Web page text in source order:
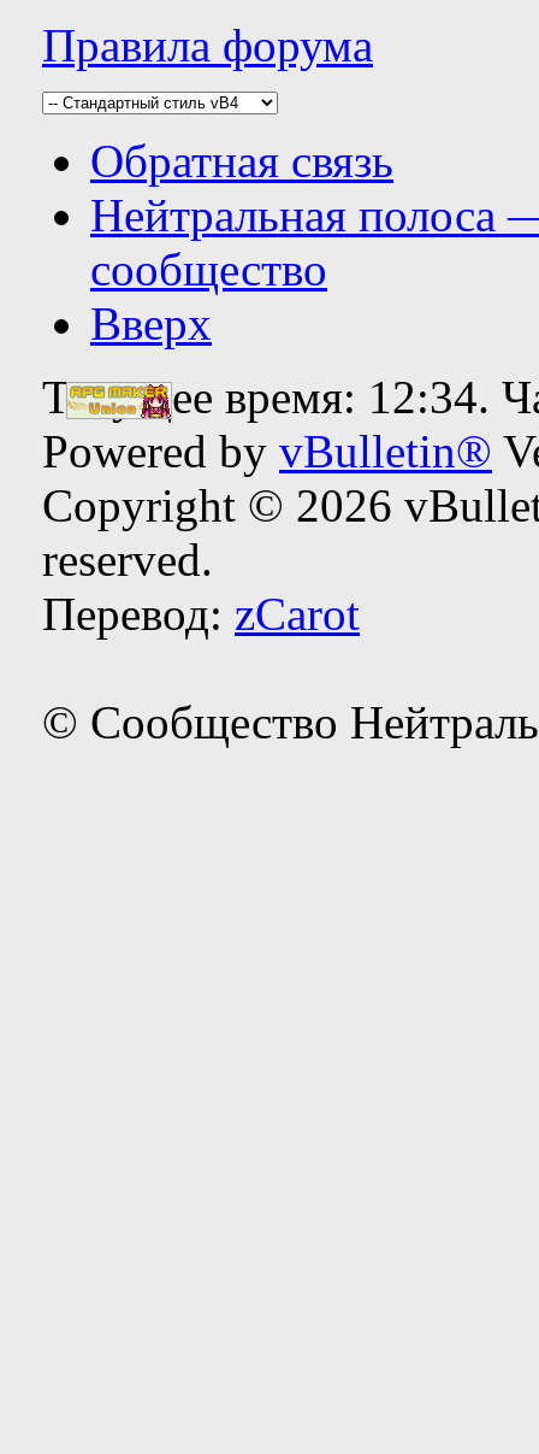
Правила форума
Обратная связь
Нейтральная полоса
сообщество
Вверх
Текущее время: 12:34.
Powered by vBulletin®
Copyright © 2026
reserved.
Перевод: zCarot
© Сообщество